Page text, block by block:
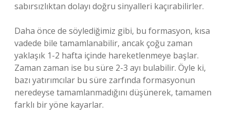
sabırsızlıktan dolayı doğru sinyalleri kaçırabilirler.
Daha önce de söylediğimiz gibi, bu formasyon, kısa
vadede bile tamamlanabilir, ancak çoğu zaman
yaklaşık 1-2 hafta içinde hareketlenmeye başlar.
Zaman zaman ise bu süre 2-3 ayı bulabilir. Öyle ki,
bazı yatırımcılar bu süre zarfında formasyonun
neredeyse tamamlanmadığını düşünerek, tamamen
farklı bir yöne kayarlar.